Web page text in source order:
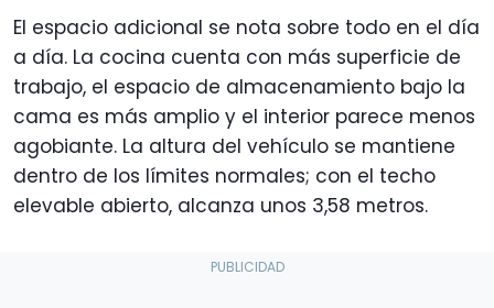
El espacio adicional se nota sobre todo en el día
a día. La cocina cuenta con más superficie de
trabajo, el espacio de almacenamiento bajo la
cama es más amplio y el interior parece menos
agobiante. La altura del vehículo se mantiene
dentro de los límites normales; con el techo
elevable abierto, alcanza unos 3,58 metros.